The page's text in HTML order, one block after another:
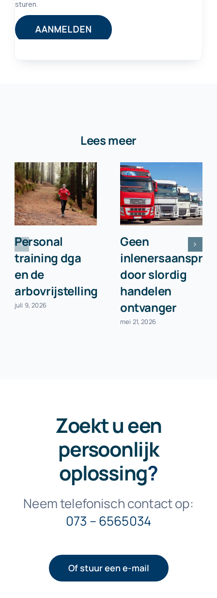
Lees meer
Personal
training dga
en de
arbovrijstelling
juli 9, 2026
Geen
door slordig
handelen
ontvanger
mei 21, 2026
Zoekt u een
persoonlijk
oplossing?
Neem telefonisch contact op:
073 – 6565034
Of stuur een e-mail